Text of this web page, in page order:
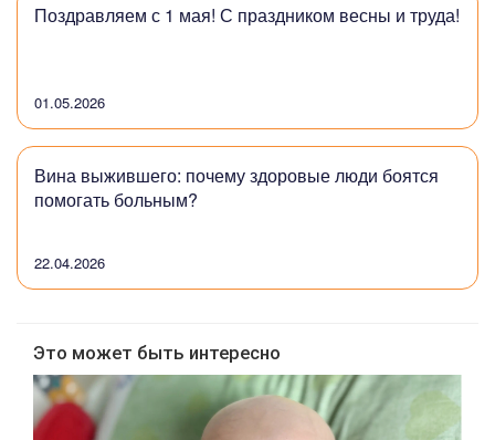
Поздравляем с 1 мая! С праздником весны и труда!
01.05.2026
Вина выжившего: почему здоровые люди боятся
помогать больным?
22.04.2026
Это может быть интересно